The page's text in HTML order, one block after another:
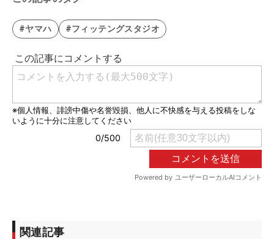
#ヤマハ #フィッテングスタジオ
関連記事